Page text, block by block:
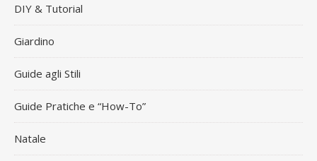
DIY & Tutorial
Giardino
Guide agli Stili
Guide Pratiche e “How-To”
Natale